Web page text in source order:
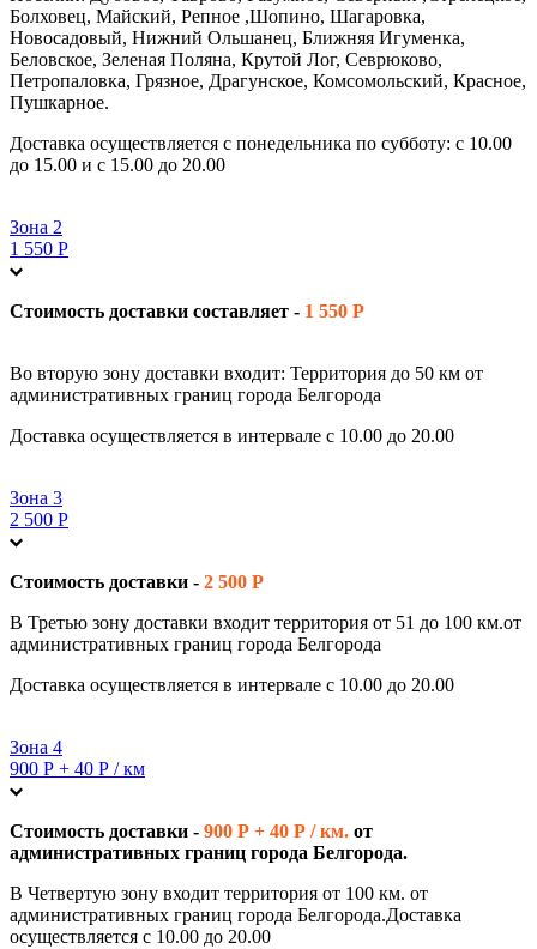
Болховец, Майский, Репное ,Шопино, Шагаровка,
Новосадовый, Нижний Ольшанец, Ближняя Игуменка,
Беловское, Зеленая Поляна, Крутой Лог, Севрюково,
Петропаловка, Грязное, Драгунское, Комсомольский, Красное,
Пушкарное.
Доставка осуществляется с понедельника по субботу: с 10.00
до 15.00 и с 15.00 до 20.00
Зона 2
1 550 Р
Стоимость доставки составляет - 1 550 Р
Во вторую зону доставки входит: Территория до 50 км от
административных границ города Белгорода
Доставка осуществляется в интервале с 10.00 до 20.00
Зона 3
2 500 Р
Стоимость доставки - 2 500 Р
В Третью зону доставки входит территория от 51 до 100 км.от
административных границ города Белгорода
Доставка осуществляется в интервале с 10.00 до 20.00
Зона 4
900 Р + 40 Р / км
Стоимость доставки - 900 Р + 40 Р / км. от
административных границ города Белгорода.
В Четвертую зону входит территория от 100 км. от
административных границ города Белгорода.Доставка
осуществляется с 10.00 до 20.00